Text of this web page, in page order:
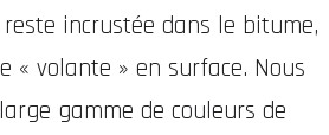
incrustée dans le bitume,
« volante » en surface. Nous
gamme de couleurs de